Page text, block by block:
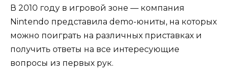
В 2010 году в игровой зоне — компания
Nintendo представила demo-юниты, на которых
можно поиграть на различных приставках и
получить ответы на все интересующие
вопросы из первых рук.